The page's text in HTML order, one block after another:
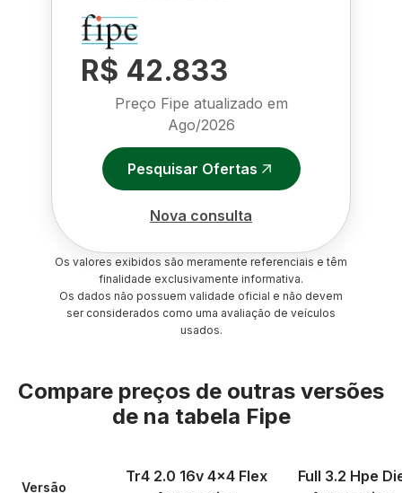
R$ 42.833
Preço Fipe atualizado em
Ago/2026
Pesquisar Ofertas
Nova consulta
Os valores exibidos são meramente referenciais e têm
finalidade exclusivamente informativa.
Os dados não possuem validade oficial e não devem
ser considerados como uma avaliação de veículos
usados.
Compare preços de outras versões
de na tabela Fipe
Versão
Tr4 2.0 16v 4x4 Flex
Full 3.2 Hpe